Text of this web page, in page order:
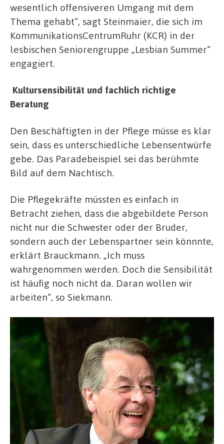
wesentlich offensiveren Umgang mit dem
Thema gehabt“, sagt Steinmaier, die sich im
KommunikationsCentrumRuhr (KCR) in der
lesbischen Seniorengruppe „Lesbian Summer“
engagiert.
Kultursensibilität und fachlich richtige
Beratung
Den Beschäftigten in der Pflege müsse es klar
sein, dass es unterschiedliche Lebensentwürfe
gebe. Das Paradebeispiel sei das berühmte
Bild auf dem Nachtisch.
Die Pflegekräfte müssten es einfach in
Betracht ziehen, dass die abgebildete Person
nicht nur die Schwester oder der Bruder,
sondern auch der Lebenspartner sein könnnte,
erklärt Brauckmann. „Ich muss
wahrgenommen werden. Doch die Sensibilität
ist häufig noch nicht da. Daran wollen wir
arbeiten“, so Siekmann.